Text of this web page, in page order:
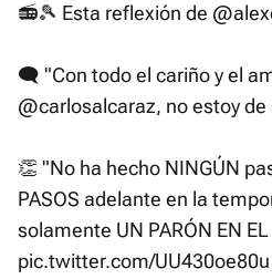
📻🎾 Esta reflexión de
🗨️ "Con todo el cariño y el
@carlosalcaraz, no estoy
👏 "No ha hecho NINGÚN
PASOS adelante en la
solamente UN PARÓN EN
pic.twitter.com/UU430oe80u